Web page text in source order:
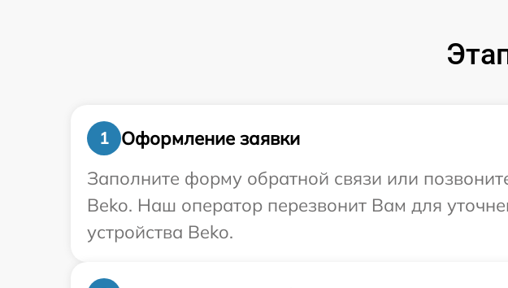
1
Оформление заявки
Заполните форму обратной связи или
Beko. Наш оператор перезвонит Вам для
устройства Beko.